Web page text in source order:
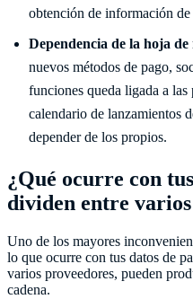
obtención de información de
Dependencia de la hoja
nuevos métodos de pago,
funciones queda ligada a
calendario de lanzamientos
depender de los propios.
¿Qué ocurre con
dividen entre
Uno de los mayores
lo que ocurre con tus datos de
varios proveedores, pueden
cadena.